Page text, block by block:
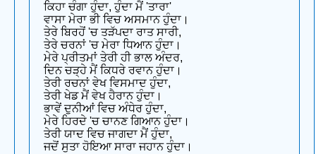
ਕਿਹਾ ਚੰਗਾ ਹੁੰਦਾ, ਹੁੰਦਾ ਮੈਂ 'ਤਾਰਾ'
ਵਾਸਾ ਮੇਰਾ ਭੀ ਵਿਚ ਅਸਮਾਨ ਹੁੰਦਾ।
ਤੇਰੇ ਬਿਰਹੋਂ 'ਚ ਤੜੱਪਦਾ ਰਾਤ ਸਾਰੀ,
ਤੇਰੇ ਚਰਨਾਂ 'ਚ ਮੇਰਾ ਧਿਆਨ ਹੁੰਦਾ।
ਮੇਰੇ ਪ੍ਰੀਤਮਾਂ ਤੇਰੀ ਹੀ ਭਾਲ ਅੰਦਰ,
ਦਿਨ ਚੜ੍ਹੇ ਮੈਂ ਕਿਧਰੇ ਰਵਾਨ ਹੁੰਦਾ।
ਤੇਰੀ ਰਚਨਾਂ ਵੇਖ ਵਿਸਮਾਦ ਹੁੰਦਾ,
ਤੇਰੀ ਖੇਡ ਮੈਂ ਵੇਖ ਹੈਰਾਨ ਹੁੰਦਾ।
ਭਾਵੇਂ ਦੁਨੀਆਂ ਵਿਚ ਅੰਧੇਰ ਹੁੰਦਾ,
ਮੇਰੇ ਹਿਰਦੇ 'ਚ ਚਾਨਣ ਗਿਆਨ ਹੁੰਦਾ।
ਤੇਰੀ ਯਾਦ ਵਿਚ ਜਾਗਦਾ ਮੈਂ ਹੁੰਦਾ,
ਜਦੋਂ ਸੁਤਾ ਹੋਇਆ ਸਾਰਾ ਜਹਾਨ ਹੁੰਦਾ।